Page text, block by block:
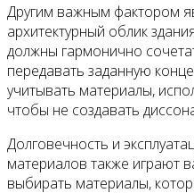
Другим важным фактором
архитектурный облик
должны гармонично
передавать заданную
учитывать материалы,
чтобы не создавать
Долговечность и
материалов также играют
выбирать материалы,